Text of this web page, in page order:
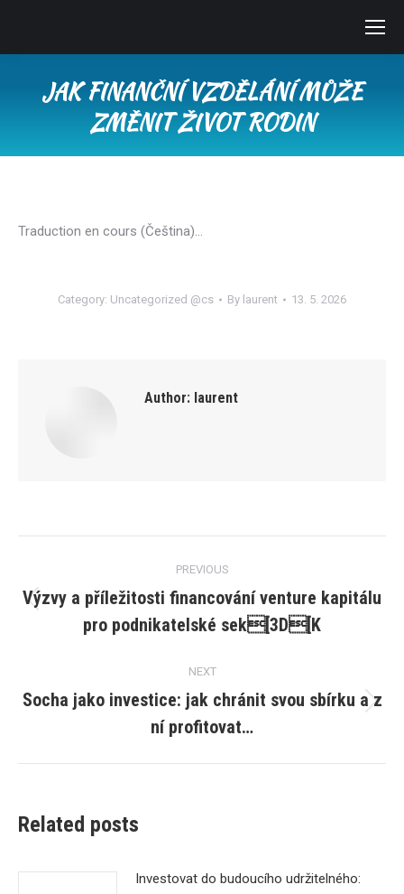
JAK FINANČNÍ VZDĚLÁNÍ MŮŽE
ZMĚNIT ŽIVOT RODIN
Traduction en cours (Čeština)…
Category: Uncategorized @cs By laurent 13. 5. 2026
Author: laurent
navigation
PREVIOUS
post:
Výzvy a příležitosti financování venture kapitálu
pro podnikatelské sek[3D[K
NEXT
post:
Socha jako investice: jak chránit svou sbírku a z
ní profitovat…
Related posts
Investovat do budoucího udržitelného: